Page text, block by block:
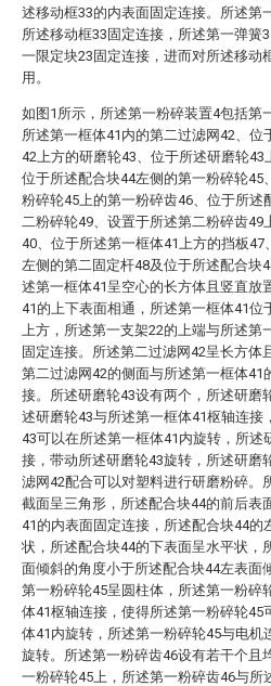
述移动框33的内表面固定连接。所述第
所述移动框33固定连接，所述第一弹簧
一限定块23固定连接，进而对所述移动
用。
如图1所示，所述第一粉碎装置4包括第
所述第一框体41内的第二过滤网42、位
42上方的研磨轮43、位于所述研磨轮43
位于所述配合块44左侧的第一粉碎轮45
粉碎轮45上的第一粉碎齿46、位于所述
二粉碎轮49、设置于所述第二粉碎齿49
40、位于所述第一框体41上方的挡板47
左侧的第二固定杆48及位于所述配合块
述第一框体41呈空心的长方体且竖直放
41的上下表面相通，所述第一框体41位
上方，所述第一支架22的上端与所述第
固定连接。所述第二过滤网42呈长方体
第二过滤网42的侧面与所述第一框体41
接。所述研磨轮43设有两个，所述研磨
述研磨轮43与所述第一框体41枢轴连接
43可以在所述第一框体41内旋转，所述
接，带动所述研磨轮43旋转，所述研磨
滤网42配合可以对塑料进行研磨粉碎。
截面呈三角形，所述配合块44的前后表
41的内表面固定连接，所述配合块44的
状，所述配合块44的下表面呈水平状，
面倾斜的角度小于所述配合块44左表面
第一粉碎轮45呈圆柱体，所述第一粉碎
体41枢轴连接，使得所述第一粉碎轮45
体41内旋转，所述第一粉碎轮45与电机
旋转。所述第一粉碎齿46设有若干个且
一粉碎轮45上，所述第一粉碎齿46与所